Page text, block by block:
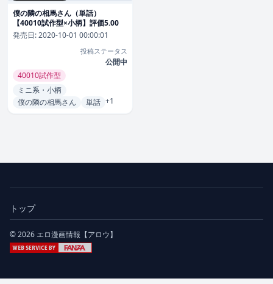
僕の隣の相馬さん（単話）
【40010試作型×小柄】評価5.00
発売日:2020-10-01 00:00:01
投稿ステータス
公開中
40010試作型
ミニ系・小柄
僕の隣の相馬さん
単話 +1
トップ
© 2026 エロ漫画情報【アロウ】